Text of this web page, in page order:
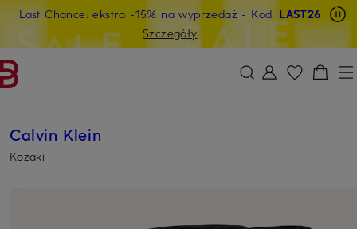
PRZEJDŹ DO GŁÓWNEJ TREŚCI PRZEJDŹ DO WYSZUKIWANIA
Last Chance: ekstra -15% na wyprzedaż - Kod: LAST26
Szczegóły
Calvin Klein
Kozaki